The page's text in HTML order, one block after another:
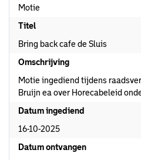
Motie
Titel
Bring back cafe de Sluis
Omschrijving
Motie ingediend tijdens
Bruijn ea over Horecabeleid
Datum ingediend
16-10-2025
Datum ontvangen